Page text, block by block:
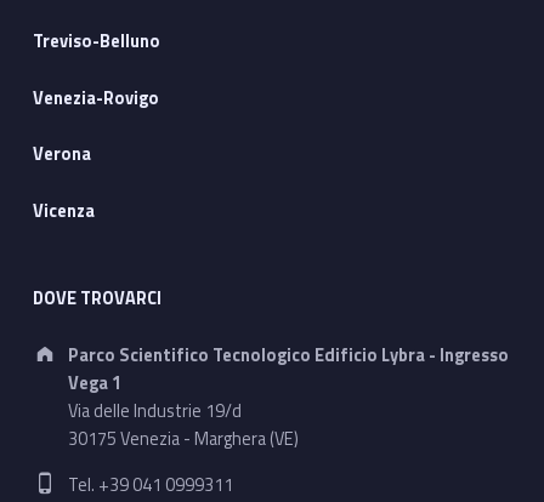
Treviso-Belluno
Venezia-Rovigo
Verona
Vicenza
DOVE TROVARCI
Address:
Parco Scientifico Tecnologico Edificio Lybra - Ingresso
Vega 1
Via delle Industrie 19/d
30175 Venezia - Marghera (VE)
Phone number:
Tel. +39 041 0999311